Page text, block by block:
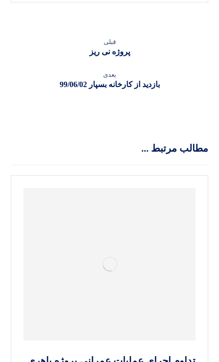
قبلی
پروژه نی ریز
بعدی
بازدید از کارخانه بسپار 99/06/02
مطالب مرتبط ...